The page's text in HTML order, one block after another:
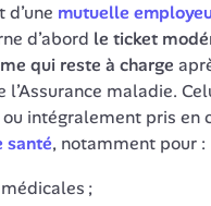
mutuelle
d’abord le ticket
qui reste à charge
maladie.
intégralement pris en
santé, notamment pour :
;